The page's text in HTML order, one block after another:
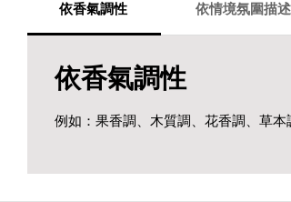
依香氣調性 依情境氛圍描述
依香氣調性
例如：果香調、木質調、花香調、草